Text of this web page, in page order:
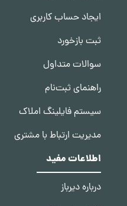
ایجاد حساب کاربری
ثبت بازخورد
سوالات متداول
راهنمای ثبت‌نام
سیستم فایلینگ املاک
مدیریت ارتباط با مشتری
اطلاعات مفید
درباره دیرباز